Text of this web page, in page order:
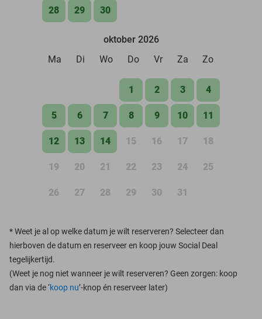
28 29 30
oktober 2026
Ma
Di Wo Do Vr Za Zo
1 2 3 4
5 6 7 8 9 10 11
12 13 14 15 16 17 18
19 20 21 22 23 24 25
26 27 28 29 30 31
*Weet je al op welke datum je wilt reserveren? Selecteer dan
hierboven de datum en reserveer en koop jouw Social Deal
tegelijkertijd.
(Weet je nog niet wanneer je wilt reserveren? Geen zorgen: koop
dan via de ‘koop nu’-knop én reserveer later)